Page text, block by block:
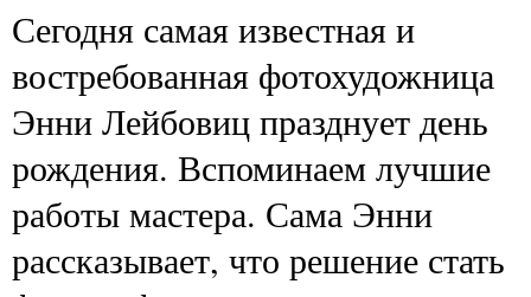
Сегодня самая известная и
востребованная фотохудожница
Энни Лейбовиц празднует день
рождения. Вспоминаем лучшие
работы мастера. Сама Энни
рассказывает, что решение стать